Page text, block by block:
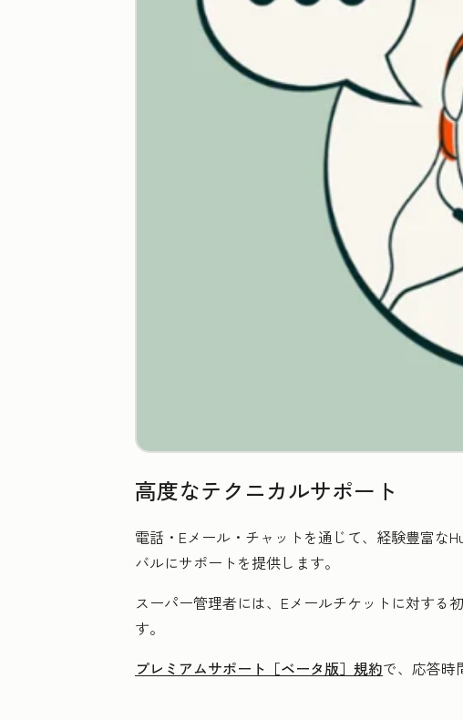
高度なテクニカルサポート
電話・Eメール・チャットを通じて、経験豊富な
バルにサポートを提供します。
スーパー管理者には、Eメールチケットに対する
す。
プレミアムサポート［ベータ版］規約で、応答時